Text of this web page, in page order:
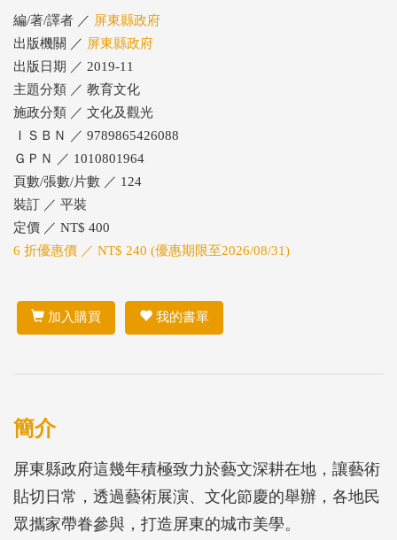
編/著/譯者 ／ 屏東縣政府
出版機關 ／ 屏東縣政府
出版日期 ／ 2019-11
主題分類 ／ 教育文化
施政分類 ／ 文化及觀光
ＩＳＢＮ ／ 9789865426088
ＧＰＮ ／ 1010801964
頁數/張數/片數 ／ 124
裝訂 ／ 平裝
定價 ／ NT$ 400
6 折優惠價 ／ NT$ 240 (優惠期限至2026/08/31)
加入購買 我的書單
簡介
屏東縣政府這幾年積極致力於藝文深耕在地，讓藝術
貼切日常，透過藝術展演、文化節慶的舉辦，各地民
眾攜家帶眷參與，打造屏東的城市美學。